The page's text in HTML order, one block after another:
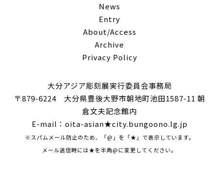
News
Entry
About/Access
Archive
Privacy Policy
大分アジア彫刻展実行委員会事務局
〒879-6224 大分県豊後大野市朝地町池田1587-11 朝
倉文夫記念館内
E-mail：oita-asian★city.bungoono.lg.jp
※スパムメール防止のため、「@」を「★」で表示しています。
メール送信時には★を半角@に変更してください。